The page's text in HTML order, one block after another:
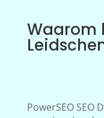
Waarom
PowerSEO SEO